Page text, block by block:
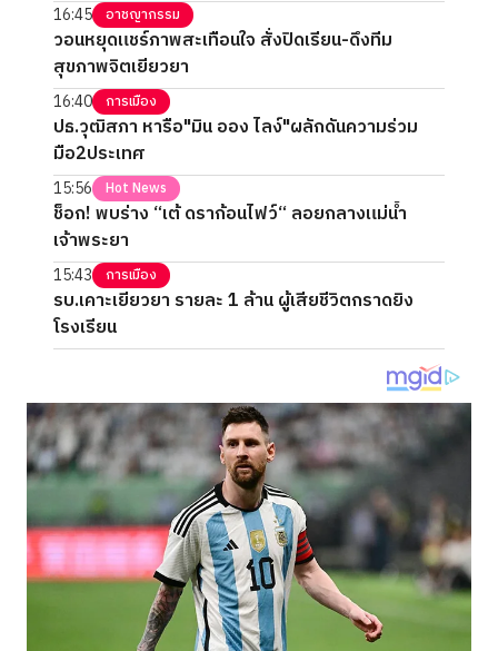
16:45 อาชญากรรม
วอนหยุดแชร์ภาพสะเทือนใจ สั่งปิดเรียน-ดึงทีม
สุขภาพจิตเยียวยา
16:40 การเมือง
ปธ.วุฒิสภา หารือ"มิน ออง ไลง์"ผลักดันความร่วม
มือ2ประเทศ
15:56 Hot News
ช็อก! พบร่าง “เต้ ดราก้อนไฟว์“ ลอยกลางแม่น้ำ
เจ้าพระยา
15:43 การเมือง
รบ.เคาะเยียวยา รายละ 1 ล้าน ผู้เสียชีวิตกราดยิง
โรงเรียน